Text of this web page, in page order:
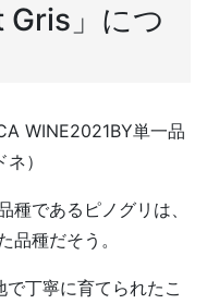
Gris」につ
WINE2021BY単一品
）
であるピノグリは、
品種だそう。
丁寧に育てられたこ